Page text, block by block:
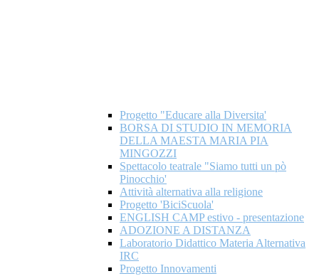
Progetto "Educare alla Diversita'
BORSA DI STUDIO IN MEMORIA
DELLA MAESTA MARIA PIA
MINGOZZI
Spettacolo teatrale "Siamo tutti un pò
Pinocchio'
Attività alternativa alla religione
Progetto 'BiciScuola'
ENGLISH CAMP estivo - presentazione
ADOZIONE A DISTANZA
Laboratorio Didattico Materia Alternativa
IRC
Progetto Innovamenti